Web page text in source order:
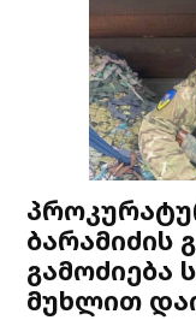
ბარამიძის
მუხლით